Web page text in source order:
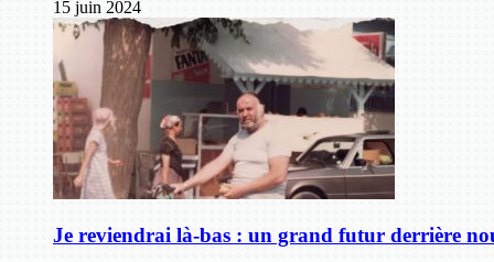
15 juin 2024
Je reviendrai là-bas : un grand futur derrière